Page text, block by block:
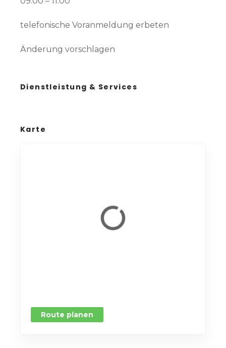
telefonische Voranmeldung erbeten
Änderung vorschlagen
Dienstleistung & Services
Karte
Route planen